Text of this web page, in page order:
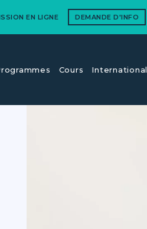
EN LIGNE DEMANDE D'INFO
Cours​ International